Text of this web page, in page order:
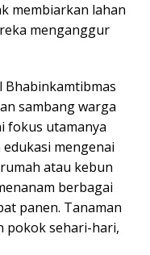
membiarkan lahan
menganggur
Bhabinkamtibmas
sambang warga
fokus utamanya
mengenai
atau kebun
berbagai
panen. Tanaman
pokok sehari-hari,